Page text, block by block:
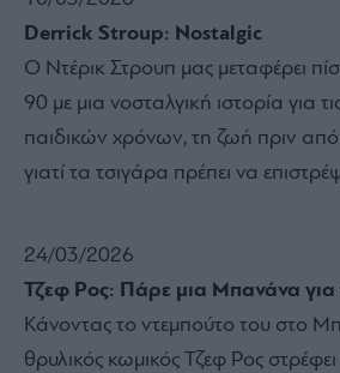
Derrick Stroup: Nostalgic
Ο Ντέρικ Στρουπ μας μεταφέρει
90 με μια νοσταλγική ιστορία για
παιδικών χρόνων, τη ζωή πριν από
γιατί τα τσιγάρα πρέπει να
24/03/2026
Τζεφ Ρος: Πάρε μια Μπανάνα
Κάνοντας το ντεμπούτο του στο
θρυλικός κωμικός Τζεφ Ρος